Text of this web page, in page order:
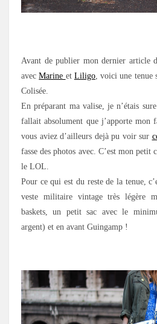
Avant de publier mon dernier article
avecMarine et Liligo, voici une tenue
Colisée.
En préparant ma valise, je n’étais
fallait absolument que j’apporte mon
vous aviez d’ailleurs dejà pu voir sur
fasse des photos avec. C’est mon petit
le LOL.
Pour ce qui est du reste de la tenue,
veste militaire vintage très légère
baskets, un petit sac avec le
argent) et en avant Guingamp !